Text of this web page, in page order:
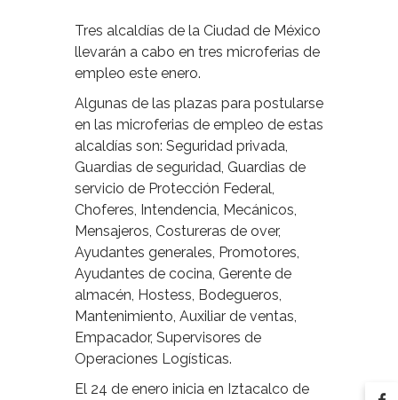
Tres alcaldías de la Ciudad de México
llevarán a cabo en tres microferias de
empleo este enero.
Algunas de las plazas para postularse
en las microferias de empleo de estas
alcaldías son: Seguridad privada,
Guardias de seguridad, Guardias de
servicio de Protección Federal,
Choferes, Intendencia, Mecánicos,
Mensajeros, Costureras de over,
Ayudantes generales, Promotores,
Ayudantes de cocina, Gerente de
almacén, Hostess, Bodegueros,
Mantenimiento, Auxiliar de ventas,
Empacador, Supervisores de
Operaciones Logísticas.
El 24 de enero inicia en Iztacalco de